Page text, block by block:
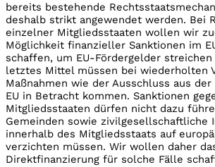
bereits bestehende
deshalb strikt angewendet werden. Bei
einzelner Mitgliedsstaaten wollen wir
Möglichkeit finanzieller Sanktionen im
schaffen, um EU-Fördergelder streichen
letztes Mittel müssen bei wiederholten
Maßnahmen wie der Ausschluss aus
EU in Betracht kommen. Sanktionen
Mitgliedsstaaten dürfen nicht dazu
Gemeinden sowie zivilgesellschaftliche
innerhalb des Mitgliedsstaats auf
verzichten müssen. Wir wollen daher
Direktfinanzierung für solche Fälle